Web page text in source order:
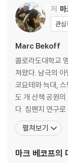
저
관심
Marc Bekoff
콜로라도대학교
쳐왔다. 남극의
코요테와 늑대,
도 개 산책 공원
다. 침팬지 연구
물의 ‘윤리적 동
00년 동물행동 연
(Roots and
펼쳐보기
마크 베코프의